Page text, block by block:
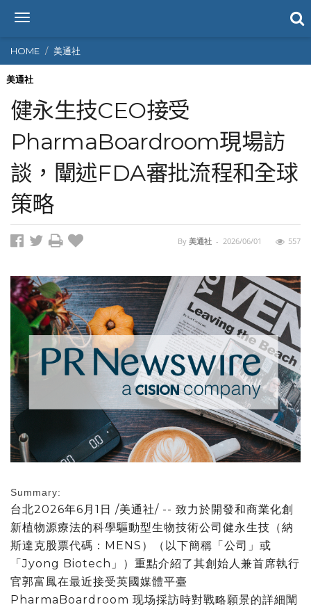
T
g
g
l
n
a
v
g
a
t
i
o
n
HOME 美通社
美通社
健永生技CEO接受
PharmaBoardroom現場訪
談，闡述FDA審批流程和全球
策略
By 美通社 - 2026/06/01 557
Summary:
台北2026年6月1日 /美通社/ -- 致力於開發和商業化創
新植物源療法的科學驅動型生物技術公司健永生技（納
斯達克股票代碼：MENS）（以下簡稱 「公司 」 或
「Jyong Biotech 」
）重點介紹了其創始人兼首席執行
官郭富鳳在最近接受英國媒體平臺
PharmaBoardroom 现场採訪時對戰略願景的詳細闡